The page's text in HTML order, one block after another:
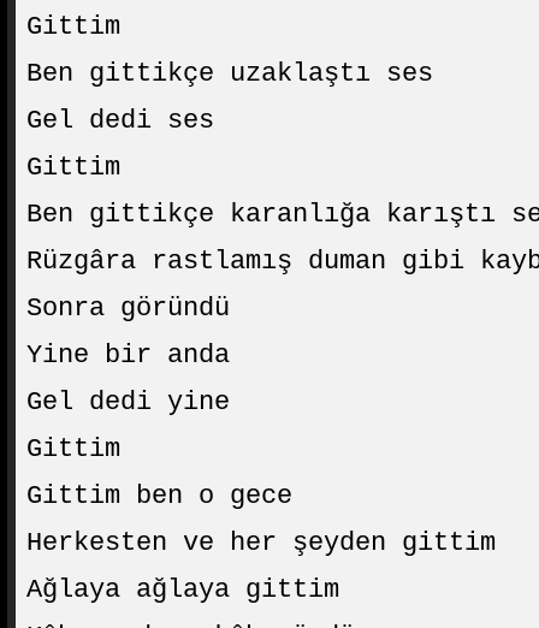
Gittim
Ben gittikçe uzaklaştı ses
Gel dedi ses
Gittim
Ben gittikçe karanlığa karıştı
Rüzgâra rastlamış duman gibi
Sonra göründü
Yine bir anda
Gel dedi yine
Gittim
Gittim ben o gece
Herkesten ve her şeyden gittim
Ağlaya ağlaya gittim